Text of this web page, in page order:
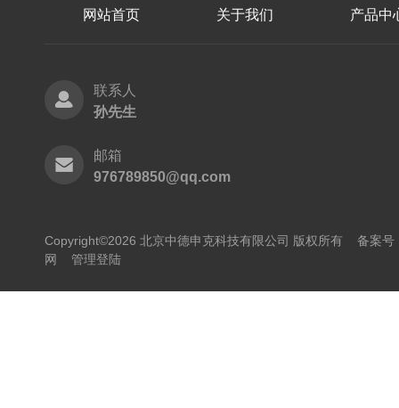
网站首页 关于我们 产品中
联系人
孙先生
邮箱
976789850@qq.com
Copyright©2026 北京中德申克科技有限公司 版权所有 备案号
网
管理登陆